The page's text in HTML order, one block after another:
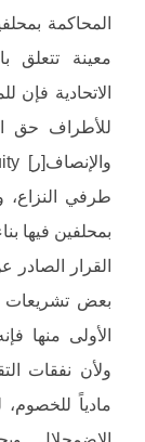
المحاكمة
معينة تتعلق
الاتحادية
للأطراف حق
طرفي النزاع،
بمحلفين فيها
بعض تشريعات
الأولى منها
ولأن نفقات
مادياً